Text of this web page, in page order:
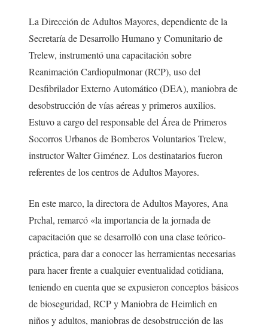
La Dirección de Adultos Mayores, dependiente de la
Secretaría de Desarrollo Humano y Comunitario de
Trelew, instrumentó una capacitación sobre
Reanimación Cardiopulmonar (RCP), uso del
Desfibrilador Externo Automático (DEA), maniobra de
desobstrucción de vías aéreas y primeros auxilios.
Estuvo a cargo del responsable del Área de Primeros
Socorros Urbanos de Bomberos Voluntarios Trelew,
instructor Walter Giménez. Los destinatarios fueron
referentes de los centros de Adultos Mayores.
En este marco, la directora de Adultos Mayores, Ana
Prchal, remarcó «la importancia de la jornada de
capacitación que se desarrolló con una clase teórico-
práctica, para dar a conocer las herramientas necesarias
para hacer frente a cualquier eventualidad cotidiana,
teniendo en cuenta que se expusieron conceptos básicos
de bioseguridad, RCP y Maniobra de Heimlich en
niños y adultos, maniobras de desobstrucción de las